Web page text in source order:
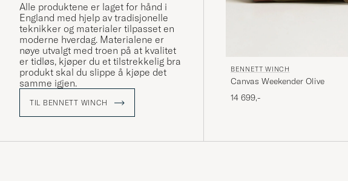
Alle produktene er laget for hånd i
England med hjelp av tradisjonelle
teknikker og materialer tilpasset en
moderne hverdag. Materialene er
nøye utvalgt med troen på at kvalitet
er tidløs, kjøper du et tilstrekkelig bra
produkt skal du slippe å kjøpe det
samme igjen.
TIL BENNETT WINCH
BENNETT WINCH
Canvas Weekender Olive
14 699,-